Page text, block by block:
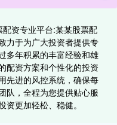
资专业平台:某某股票配
力于为广大投资者提供专
多年积累的丰富经验和雄
配资方案和个性化的投资
先进的风控系统，确保每
队，全程为您提供贴心服
更加轻松、稳健。